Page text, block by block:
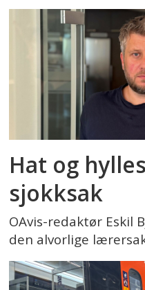
Hat og
sjokksak
OAvis-redaktør Eskil
den alvorlige